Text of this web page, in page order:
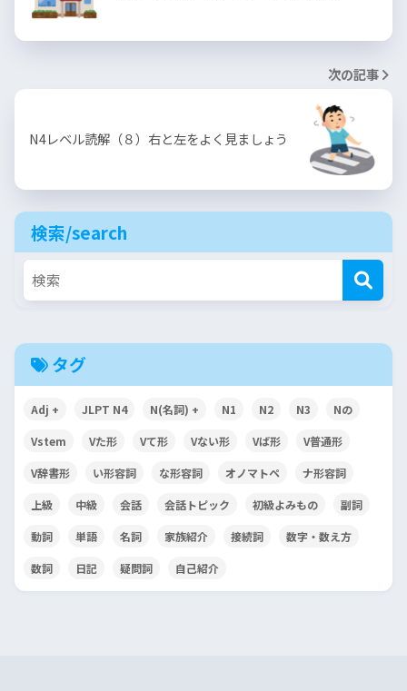
次の記事
N4レベル読解（８）右と左をよく見ましょう
検索/search
タグ
Adj + JLPT N4 N(名詞) + N1 N2 N3 Nの
Vstem Vた形 Vて形 Vない形 Vば形 V普通形
V辞書形 い形容詞 な形容詞 オノマトペ ナ形容詞
上級 中級 会話 会話トピック 初級よみもの 副詞
動詞 単語 名詞 家族紹介 接続詞 数字・数え方
数詞 日記 疑問詞 自己紹介